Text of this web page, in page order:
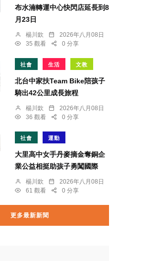
布水湳轉運中心快閃店延長到8
月23日
楊川欽
2026年八月08日
35 觀看
0 分享
社會 生活 文教
北台中家扶Team Bike陪孩子
騎出42公里成長旅程
楊川欽
2026年八月08日
36 觀看
0 分享
社會 運動
大里高中女手丹麥摘金奪銅企
業公益相挺助孩子勇闖國際
楊川欽
2026年八月08日
61 觀看
0 分享
更多最新新聞